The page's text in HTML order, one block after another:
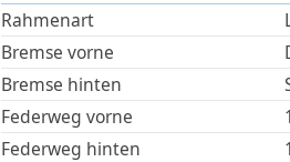
Rahmenart
Bremse vorne
Bremse hinten
Federweg vorne
Federweg hinten